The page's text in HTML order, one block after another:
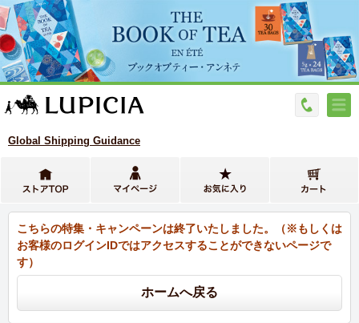
Global Shipping Guidance
こちらの特集・キャンペーンは終了いたしました。（※もしくは
お客様のログインIDではアクセスすることができないページで
す）